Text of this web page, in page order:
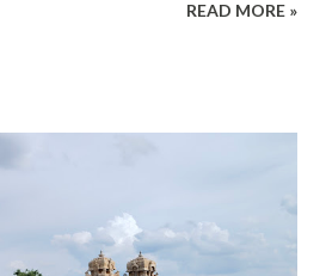
மாற்றுத்திறனாளிகளின்
மற்றும் உதவிகள் வழங்கும் விழாக்கள்
கல்வி மற்றும் மறுவாழ்வு அறிவியல்
கல்வி அறிவியல் நிறுவனம் , மற்றும்
READ MORE »